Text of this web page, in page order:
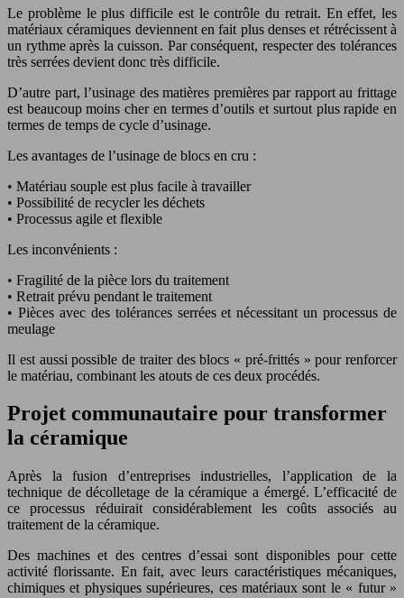
Le problème le plus difficile est le contrôle du retrait. En effet, les
matériaux céramiques deviennent en fait plus denses et rétrécissent à
un rythme après la cuisson. Par conséquent, respecter des tolérances
très serrées devient donc très difficile.
D’autre part, l’usinage des matières premières par rapport au frittage
est beaucoup moins cher en termes d’outils et surtout plus rapide en
termes de temps de cycle d’usinage.
Les avantages de l’usinage de blocs en cru :
• Matériau souple est plus facile à travailler
• Possibilité de recycler les déchets
• Processus agile et flexible
Les inconvénients :
• Fragilité de la pièce lors du traitement
• Retrait prévu pendant le traitement
• Pièces avec des tolérances serrées et nécessitant un processus de
meulage
Il est aussi possible de traiter des blocs « pré-frittés » pour renforcer
le matériau, combinant les atouts de ces deux procédés.
Projet communautaire pour transformer
la céramique
Après la fusion d’entreprises industrielles, l’application de la
technique de décolletage de la céramique a émergé. L’efficacité de
ce processus réduirait considérablement les coûts associés au
traitement de la céramique.
Des machines et des centres d’essai sont disponibles pour cette
activité florissante. En fait, avec leurs caractéristiques mécaniques,
chimiques et physiques supérieures, ces matériaux sont le « futur »